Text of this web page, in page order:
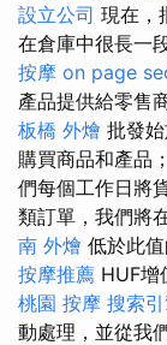
設立公司 現在，
在倉庫中很長一
按摩 on page
產品提供給零售
板橋 外燴 批發
購買商品和產品
們每個工作日將
類訂單，我們將
南 外燴 低於此
按摩推薦 HUF增
桃園 按摩 搜索
動處理，並從我